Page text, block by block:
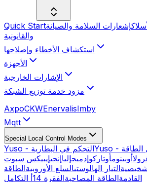
Quick Startإشعارات السلامة والصيانة
والقانونية
استكشاف الأخطاء وإصلاحها
الأجهزة
الإشارات الخارجية
مزود خدمة توزيع الشبكة
AxpoCKWEnervalisImby
Mqtt
Special Local Control Modes
Yuso - التحكم في البطاريةYuso - تقليل الطاقة
أوبينومأوتاركوإدميجإلياإنجيإيبيكس سبوت
التيار الهالوستيالسلع الأوروبيةالطاقة
القادمةالطاقة المصاحبةالفقرة 14أ التكامل